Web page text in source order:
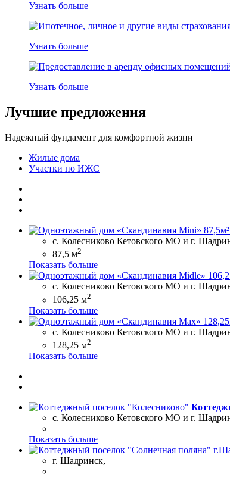
Узнать больше
Узнать больше
Узнать больше
Лучшие предложения
Надежный фундамент для комфортной жизни
Жилые дома
Участки по ИЖС
с. Колесниково Кетовского МО и г.
87,5 м2
Показать больше
с. Колесниково Кетовского МО и г.
106,25 м2
Показать больше
с. Колесниково Кетовского МО и г.
128,25 м2
Показать больше
с. Колесниково Кетовского МО и г.
Показать больше
г. Шадринск,